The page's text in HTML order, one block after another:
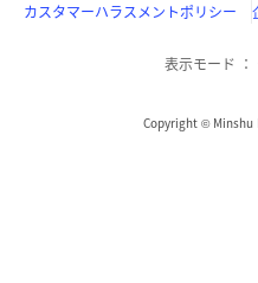
カスタマーハラスメントポリシー
表示モード
Copyright ©